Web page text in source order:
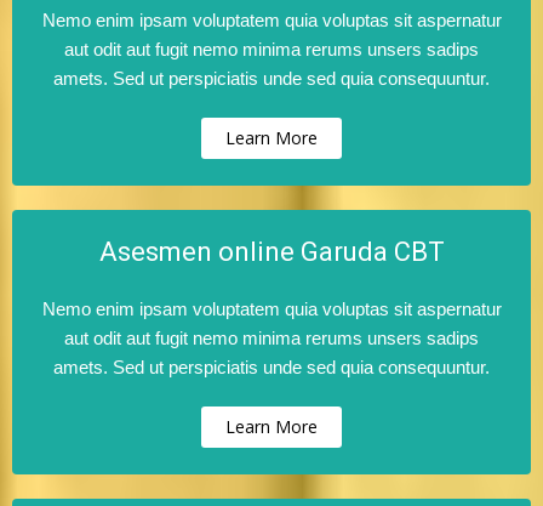
Nemo enim ipsam voluptatem quia voluptas sit aspernatur
aut odit aut fugit nemo minima rerums unsers sadips
amets. Sed ut perspiciatis unde sed quia consequuntur.
Learn More
Asesmen online Garuda CBT
Nemo enim ipsam voluptatem quia voluptas sit aspernatur
aut odit aut fugit nemo minima rerums unsers sadips
amets. Sed ut perspiciatis unde sed quia consequuntur.
Learn More